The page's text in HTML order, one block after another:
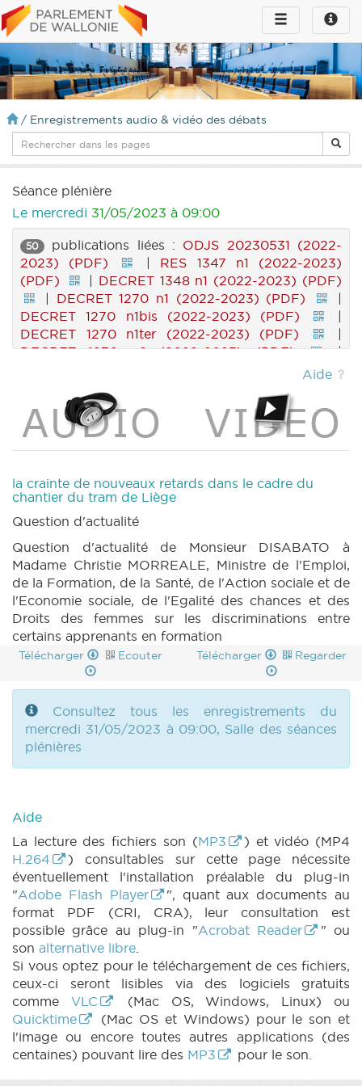
Toggle
infos
Toggle
navigation
/ Enregistrements audio & vidéo des débats
Séance plénière
Le mercredi 31/05/2023 à 09:00
50 publications liées : ODJS 20230531 (2022-
2023) (PDF)
| RES 1347 n1 (2022-2023)
(PDF)
| DECRET 1348 n1 (2022-2023) (PDF)
| DECRET 1270 n1 (2022-2023) (PDF)
|
DECRET 1270 n1bis (2022-2023) (PDF)
|
DECRET 1270 n1ter (2022-2023) (PDF)
|
DECRET 1270 n2 (2022-2023) (PDF)
|
|
DECRET 1270 n5 (2022-2023) (PDF)
|
DECRET 1270 n6 (2022-2023) (PDF)
|
DECRET 1270 n7 (2022-2023) (PDF)
|
DECRET 1270 n9 (2022-2023) (PDF)
DECRET 1270 n10 (2022-2023) (PDF)
PARCHEMIN 1270 (2022-2023) (PDF)
DECRET 1346 n1 (2022-2023) (PDF)
|
DECRET 1346 n2 (2022-2023) (PDF)
|
DECRET 1346 n3 (2022-2023) (PDF)
|
PARCHEMIN 1346 (2022-2023) (PDF)
|
DECRET 1325 n1 (2022-2023) (PDF)
|
DECRET 1325 n2 (2022-2023) (PDF)
DECRET 1325 n3 (2022-2023) (PDF)
|
PARCHEMIN 1325 (2022-2023) (PDF)
DECRET 1326 n1 (2022-2023) (PDF)
|
DECRET 1326 n2 (2022-2023) (PDF)
|
DECRET 1326 n3 (2022-2023) (PDF)
|
PARCHEMIN 1326 (2022-2023) (PDF)
2023) (PDF)
REGLEMENT 1343 n3 (2022-
2023) (PDF)
|REGLEMENT 1343 n4 (2022-
2023) (PDF)
|RES 1330 n1 (2022-2023)
(PDF)
|RES 1330 n1bis (2022-2023) (PDF)
| RES 1330 n2 (2022-2023) (PDF)
|
MOTION 1336 n1 (2022-2023) (PDF)
|
MOTION 1337 n1 (2022-2023) (PDF)
|
MOTION 1337 n2 (2022-2023) (PDF)
MOTION 1338 n1 (2022-2023) (PDF)
|
MOTION 1338 n2 (2022-2023) (PDF)
|
MOTION 1339 n1 (2022-2023) (PDF)
|QA 17
(2022-2023) (PDF)
| QU 17 (2022-2023)
(PDF)
|CRA 17 (2022-2023) (PDF)
|
COMMU 20230531 (2022-2023) (PDF)
|
17 (2022-2023) (PDF)
|
Aide
la crainte de nouveaux retards dans le cadre du
chantier du tram de Liège
Question d'actualité
Question d'actualité de Monsieur DISABATO à
Madame Christie MORREALE, Ministre de l'Emploi,
de la Formation, de la Santé, de l'Action sociale et de
l'Economie sociale, de l'Egalité des chances et des
Droits des femmes sur les discriminations entre
certains apprenants en formation
Télécharger Ecouter Télécharger Regarder
Consultez tous les enregistrements du
mercredi 31/05/2023 à 09:00, Salle des séances
plénières
Aide
La lecture des fichiers son (MP3
) et vidéo (MP4
H.264
) consultables sur cette page nécessite
éventuellement l'installation préalable du plug-in
"Adobe Flash Player
", quant aux documents au
format PDF (CRI, CRA), leur consultation est
possible grâce au plug-in "Acrobat Reader
" ou
son alternative libre.
Si vous optez pour le téléchargement de ces fichiers,
ceux-ci seront lisibles via des logiciels gratuits
comme VLC
(Mac OS, Windows, Linux) ou
Quicktime
(Mac OS et Windows) pour le son et
l'image ou encore toutes autres applications (des
centaines) pouvant lire des MP3 pour le son.